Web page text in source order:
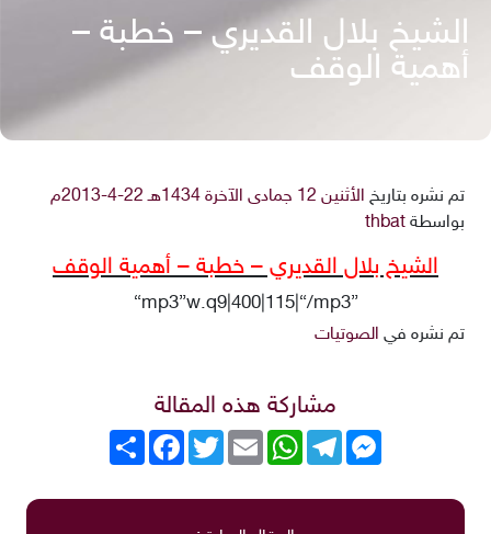
الشيخ بلال القديري – خطبة –
أهمية الوقف
تم نشره بتاريخ الأثنين 12 جمادى الآخرة 1434هـ 22-4-2013م
بواسطة thbat
الشيخ بلال القديري – خطبة – أهمية الوقف
{mp3}w.q9|400|115|{/mp3}
تم نشره في الصوتيات
مشاركة هذه المقالة
انشر
FacebookTwitterEmail
WhatsAppTelegram
Messenger